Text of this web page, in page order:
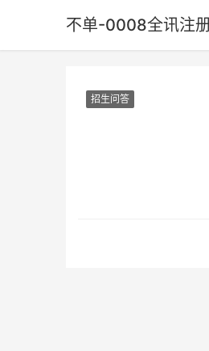
不单-0008全讯注
招生问答